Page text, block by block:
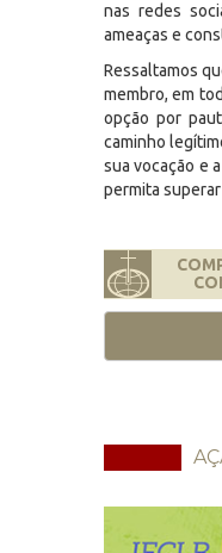
nas redes
ameaças e
Ressaltamos
membro, em
opção por
caminho
sua vocação e
permita